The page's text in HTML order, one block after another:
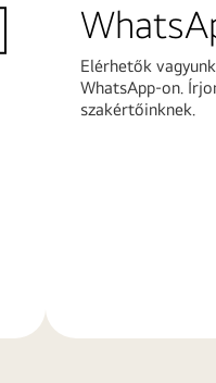
Elérhetők vagyunk
WhatsApp-on.
szakértőinknek.